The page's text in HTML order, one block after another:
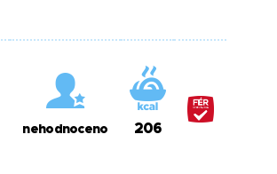
nehodnoceno 206